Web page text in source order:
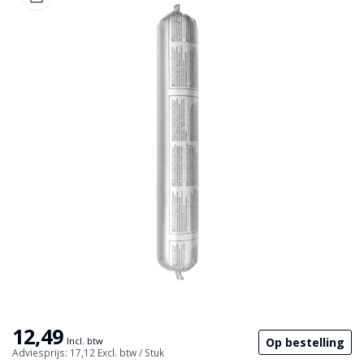
12,49 Incl. btw
Adviesprijs: 17,12 Excl. btw/ Stuk
Op bestelling